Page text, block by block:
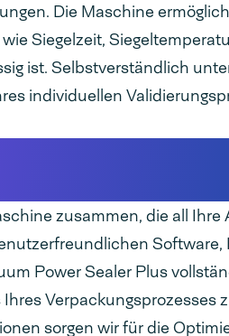
Die Maschine
Siegelzeit,
ist. Selbstverständlich
individuellen
zusammen, die all
Power Sealer Plus
Verpackungsprozesses
sorgen wir für die